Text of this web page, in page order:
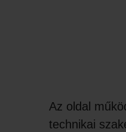
Az oldal
technikai